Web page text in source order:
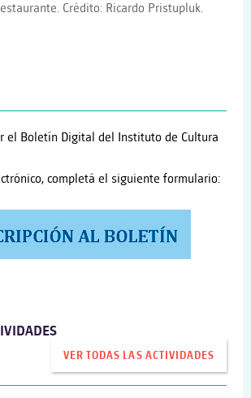
Crédito: Ricardo Pristupluk.
el Boletín Digital del Instituto de Cultura
completá el siguiente formulario:
VER TODAS LAS ACTIVIDADES